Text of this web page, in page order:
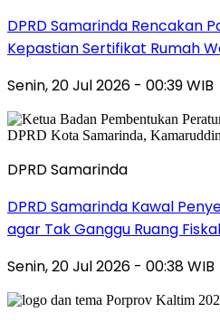
DPRD Samarinda Rencakan
Kepastian Sertifikat Rumah
Senin, 20 Jul 2026 - 00:39 WIB
DPRD Samarinda
DPRD Samarinda Kawal
agar Tak Ganggu Ruang
Senin, 20 Jul 2026 - 00:38 WIB